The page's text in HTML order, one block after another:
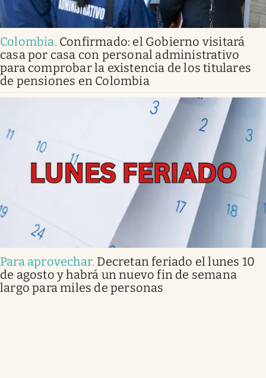
Colombia. Confirmado: el Gobierno visitará
casa por casa con personal administrativo
para comprobar la existencia de los titulares
de pensiones en Colombia
Para aprovechar. Decretan feriado el lunes 10
de agosto y habrá un nuevo fin de semana
largo para miles de personas